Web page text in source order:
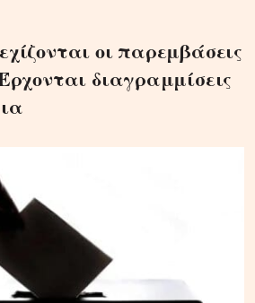
οι παρεμβάσεις
διαγραμμίσεις